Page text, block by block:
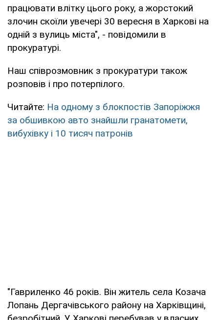
працювати влітку цього року, а жорстокий
злочин скоїли увечері 30 вересня в Харкові на
одній з вулиць міста", - повідомили в
прокуратурі.
Наш співрозмовник з прокуратури також
розповів і про потерпілого.
Читайте: На одному з блокпостів Запоріжжя
за обшивкою авто знайшли гранатомети,
вибухівку і 10 тисяч патронів
"Гавриленко 46 років. Він житель села Козача
Лопань Дергачівського району на Харківщині,